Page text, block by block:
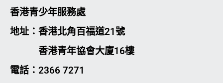
香港青少年服務處
地址：香港北角百福道21號
香港青年協會大廈16樓
電話：2366 7271